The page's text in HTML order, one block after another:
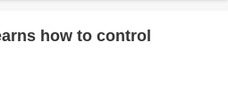
how to control